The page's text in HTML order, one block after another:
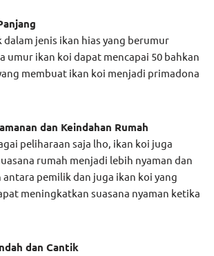
dalam jenis ikan hias yang berumur
umur ikan koi dapat mencapai 50 bahkan
membuat ikan koi menjadi primadona
dan Keindahan Rumah
peliharaan saja lho, ikan koi juga
rumah menjadi lebih nyaman dan
antara pemilik dan juga ikan koi yang
meningkatkan suasana nyaman ketika
dan Cantik